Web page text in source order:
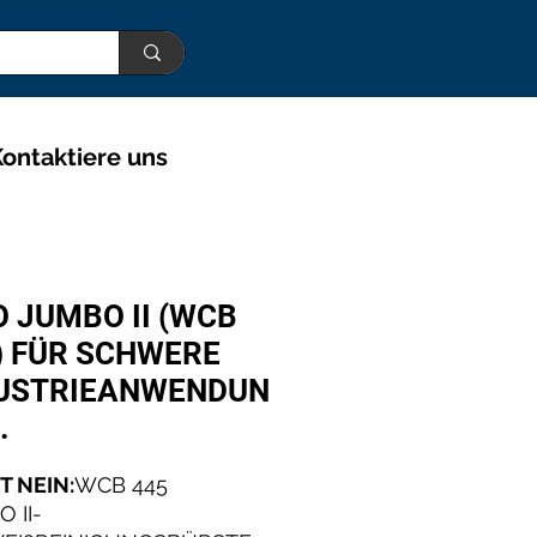
uns
JUMBO II (WCB
SCHWERE
NEIN:WCB 445
II-